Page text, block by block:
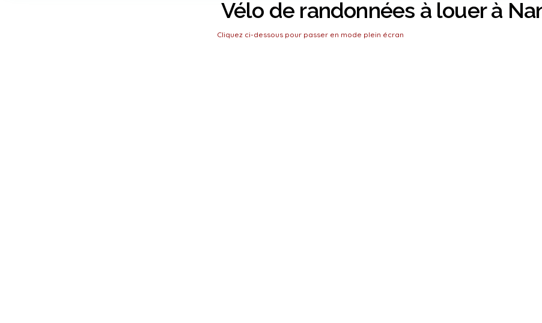
Vélo de randonnées à louer à
Cliquez ci-dessous pour passer en mode plein écran